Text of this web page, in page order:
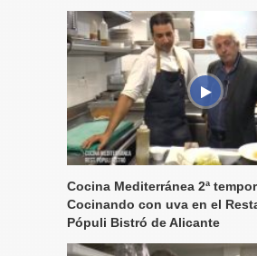
Cocina Mediterránea 2ª
Cocinando con uva en el
Pópuli Bistró de Alicante